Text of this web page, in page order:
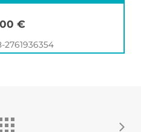
€
2761936354